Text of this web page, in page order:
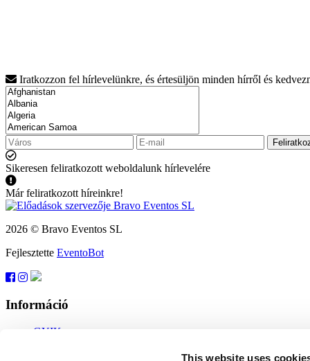
This website uses
Iratkozzon fel hírlevelünkre, és értesüljön minden hírről és
Sikeresen feliratkozott weboldalunk hírlevelére
Már feliratkozott híreinkre!
2026 © Bravo Eventos SL
Fejlesztette EventoBot
Információ
GYIK